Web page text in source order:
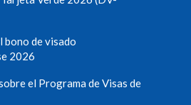
bono de visado
2026
el Programa de Visas de